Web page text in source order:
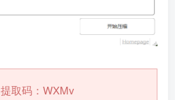
提取码：WXMv